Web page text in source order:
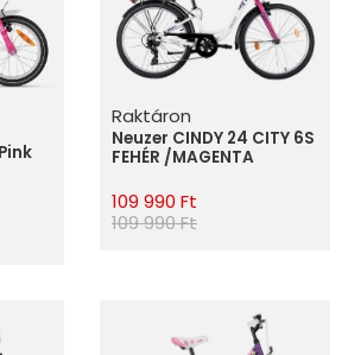
Raktáron
Neuzer CINDY 24 CITY 6S
FEHÉR /MAGENTA
109 990 Ft
109 990 Ft